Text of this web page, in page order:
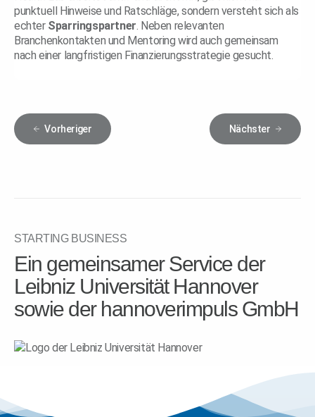
punktuell Hinweise und Ratschläge, sondern versteht sich als
echter Sparringspartner. Neben relevanten
Branchenkontakten und Mentoring wird auch gemeinsam
nach einer langfristigen Finanzierungsstrategie gesucht.
Vorheriger Nächster
STARTING BUSINESS
Ein gemeinsamer Service der
Leibniz Universität Hannover
sowie der hannoverimpuls GmbH